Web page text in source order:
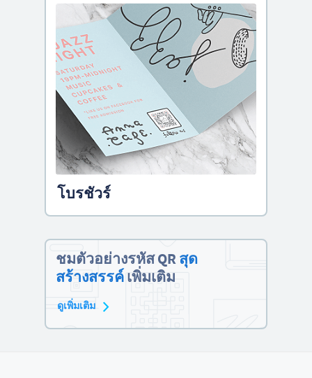
โบรชัวร์
ชมตัวอย่างรหัส QRสุด
สร้างสรรค์เพิ่มเติม
ดูเพิ่มเติม